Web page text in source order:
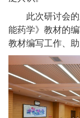
此次研讨会
能药学》教材的
教材编写工作、